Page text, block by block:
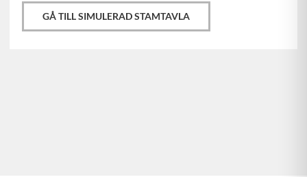
GÅ TILL SIMULERAD STAMTAVLA